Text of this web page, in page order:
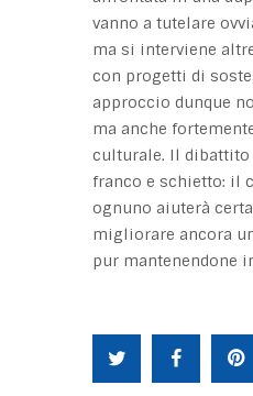
vanno a tutelare
ma si interviene
con progetti di
approccio dunque
ma anche
culturale. Il
franco e schietto: il
ognuno aiuterà
migliorare ancora
pur mantenendone